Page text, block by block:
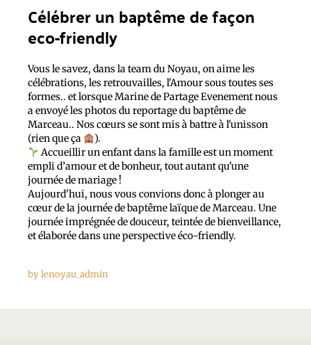
Célébrer un baptême de façon
eco-friendly
Vous le savez, dans la team du Noyau, on aime les
célébrations, les retrouvailles, l'Amour sous toutes ses
formes.. et lorsque Marine de Partage Evenement nous
a envoyé les photos du reportage du baptême de
Marceau.. Nos cœurs se sont mis à battre à l'unisson
(rien que ça
).
Accueillir un enfant dans la famille est un moment
empli d’amour et de bonheur, tout autant qu'une
journée de mariage !
Aujourd'hui, nous vous convions donc à plonger au
cœur de la journée de baptême laïque de Marceau. Une
journée imprégnée de douceur, teintée de bienveillance,
et élaborée dans une perspective éco-friendly.
bylenoyau_admin